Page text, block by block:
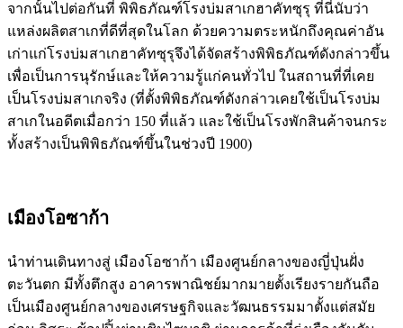
จากนั้นไปต่อกันที่ พิพิธภัณฑ์โรงบ่มสาเกฮาคัทซุรุ ที่นี่นับว่า
แหล่งผลิตสาเกที่ดีที่สุดในโลก ด้วยความตระหนักถึงคุณค่าอัน
เก่าแก่โรงบ่มสาเกฮาคัทซุรุจึงได้จัดสร้างพิพิธภัณฑ์ดังกล่าวขึ้น
เพื่อเป็นการนุรักษ์และให้ความรู้แก่คนทั่วไป ในสถานที่ที่เคย
เป็นโรงบ่มสาเกจริง (ที่ตั้งพิพิธภัณฑ์ดังกล่าวเคยใช้เป็นโรงบ่ม
สาเกในอดีตเมื่อกว่า 150 ที่แล้ว และใช้เป็นโรงพักสินค้าจนกระ
ทั้งสร้างเป็นพิพิธภัณฑ์ขึ้นในช่วงปี 1900)
เมืองโอซาก้า
นำท่านเดินทางสู่ เมืองโอซาก้า เมืองศูนย์กลางของญี่ปุ่นฝั่ง
ตะวันตก มีทั้งตึกสูง อาคารพาณิชย์มากมายตั้งเรียงรายกันถือ
เป็นเมืองศูนย์กลางของเศรษฐกิจและวัฒนธรรมมาตั้งแต่สมัย